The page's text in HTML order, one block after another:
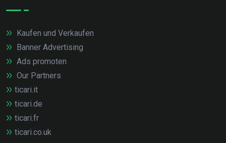
Kaufen und Verkaufen
Banner Advertising
Ads promoten
Our Partners
ticari.it
ticari.de
ticari.fr
ticari.co.uk